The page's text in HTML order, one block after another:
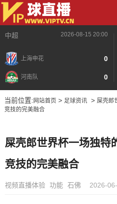
中超 2026-08-15 20:00
上海申花 0
河南队 0
当前位置: 网站首页> 足球资讯> 屎壳郎
竞技的完美融合
屎壳郎世界杯一场独特
竞技的完美融合
视频直播体验 功能 石佛 2026-